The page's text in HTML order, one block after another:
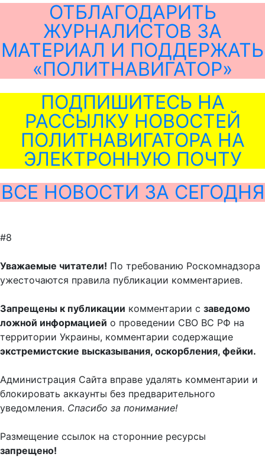
ОТБЛАГОДАРИТЬ
ЖУРНАЛИСТОВ ЗА
МАТЕРИАЛ И ПОДДЕРЖАТЬ
«ПОЛИТНАВИГАТОР»
ПОДПИШИТЕСЬ НА
РАССЫЛКУ НОВОСТЕЙ
ПОЛИТНАВИГАТОРА НА
ЭЛЕКТРОННУЮ ПОЧТУ
ВСЕ НОВОСТИ ЗА СЕГОДНЯ
#8
Уважаемые читатели! По требованию Роскомнадзора
ужесточаются правила публикации комментариев.
Запрещены к публикации комментарии с заведомо
ложной информацией о проведении СВО ВС РФ на
территории Украины, комментарии содержащие
экстремистские высказывания, оскорбления, фейки.
Администрация Сайта вправе удалять комментарии и
блокировать аккаунты без предварительного
уведомления. Спасибо за понимание!
Размещение ссылок на сторонние ресурсы
запрещено!